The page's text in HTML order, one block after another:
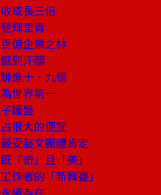
成長三倍
輝垂青
億企業之林
到汗顏
進十．九億
世界第一
護盤
很大的便宜
受藝文團體肯定
「奇」且「美」
作者的「新舞臺」